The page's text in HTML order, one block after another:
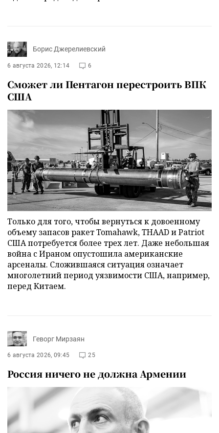
Борис Джерелиевский
6 августа 2026, 12:14 6
Сможет ли Пентагон перестроить ВПК
США
Только для того, чтобы вернуться к довоенному
объему запасов ракет Tomahawk, THAAD и Patriot
США потребуется более трех лет. Даже небольшая
война с Ираном опустошила американские
арсеналы. Сложившаяся ситуация означает
многолетний период уязвимости США, например,
перед Китаем.
Геворг Мирзаян
6 августа 2026, 09:45 25
Россия ничего не должна Армении